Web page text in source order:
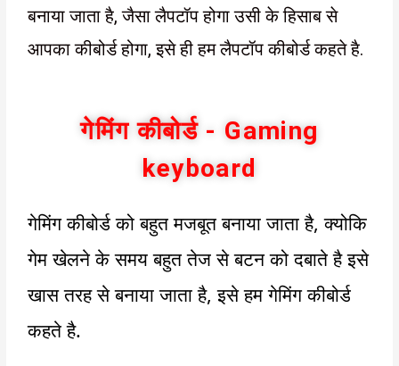
बनाया जाता है, जैसा लैपटॉप होगा उसी के हिसाब से
आपका कीबोर्ड होगा, इसे ही हम लैपटॉप कीबोर्ड कहते है.
गेमिंग कीबोर्ड - Gaming
keyboard
गेमिंग कीबोर्ड को बहुत मजबूत बनाया जाता है, क्योकि
गेम खेलने के समय बहुत तेज से बटन को दबाते है इसे
खास तरह से बनाया जाता है, इसे हम गेमिंग कीबोर्ड
कहते है.